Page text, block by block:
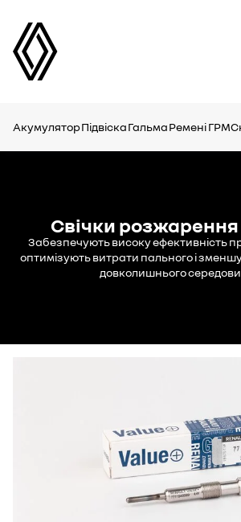
АкумуляторПідвіскаГальмаРемені ГРМ
Свічки розжарення
Забезпечують високу ефективність
оптимізують витрати пального і
довколишнього